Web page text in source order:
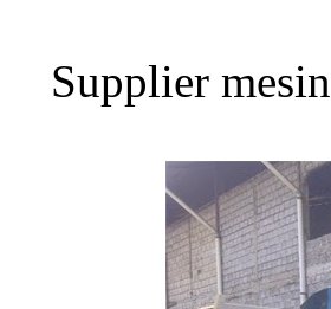
Jual Molen 500 Liter
Supplier